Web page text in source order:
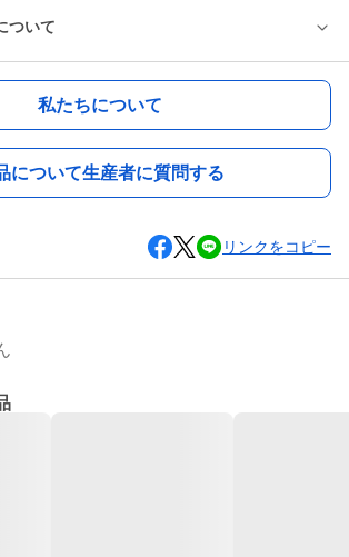
ついて
私たちについて
について生産者に質問する
リンクをコピー